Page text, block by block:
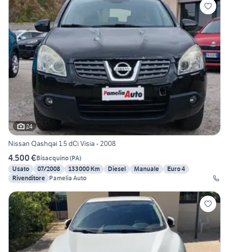
24
Nissan Qashqai 1.5 dCi Visia - 2008
4.500 €Bisacquino(PA)
Usato
07/2008 133000 Km Diesel Manuale
Euro 4
Rivenditore Pamelia Auto